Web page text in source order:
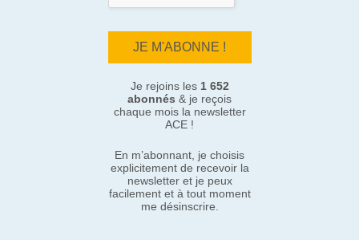
Je rejoins les 1 652
abonnés & je reçois
chaque mois la newsletter
ACE !
En m’abonnant, je choisis
explicitement de recevoir la
newsletter et je peux
facilement et à tout moment
me désinscrire.